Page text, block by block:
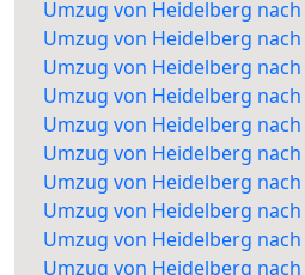
Umzug von Heidelberg
Umzug von Heidelberg
Umzug von Heidelberg nach
Umzug von Heidelberg
Umzug von Heidelberg
Umzug von Heidelberg
Umzug von Heidelberg
Umzug von Heidelberg
Umzug von Heidelberg nach
Umzug von Heidelberg